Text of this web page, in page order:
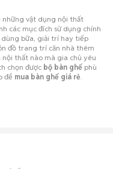
vật dụng nội thất
các mục đích sử dụng chính
bữa, giải trí hay tiếp
đồ trang trí căn nhà thêm
thất nào mà gia chủ yêu
chọn được bộ bàn ghế phù
để mua bàn ghế giá rẻ